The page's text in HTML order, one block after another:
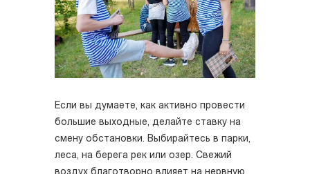
Если вы думаете, как активно провести
большие выходные, делайте ставку на
смену обстановки. Выбирайтесь в парки,
леса, на берега рек или озер. Свежий